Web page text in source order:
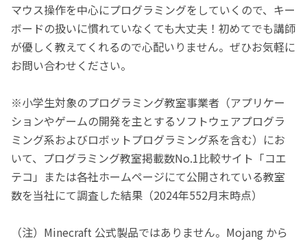
マウス操作を中心にプログラミングをしていくので、キー
ボードの扱いに慣れていなくても大丈夫！初めてでも講師
が優しく教えてくれるので心配いりません。ぜひお気軽に
お問い合わせください。
※小学生対象のプログラミング教室事業者（アプリケー
ションやゲームの開発を主とするソフトウェアプログラ
ミング系およびロボットプログラミング系を含む）にお
いて、プログラミング教室掲載数No.1比較サイト「コエ
テコ」または各社ホームページにて公開されている教室
数を当社にて調査した結果（2024年552月末時点）
（注）Minecraft 公式製品ではありません。Mojang から